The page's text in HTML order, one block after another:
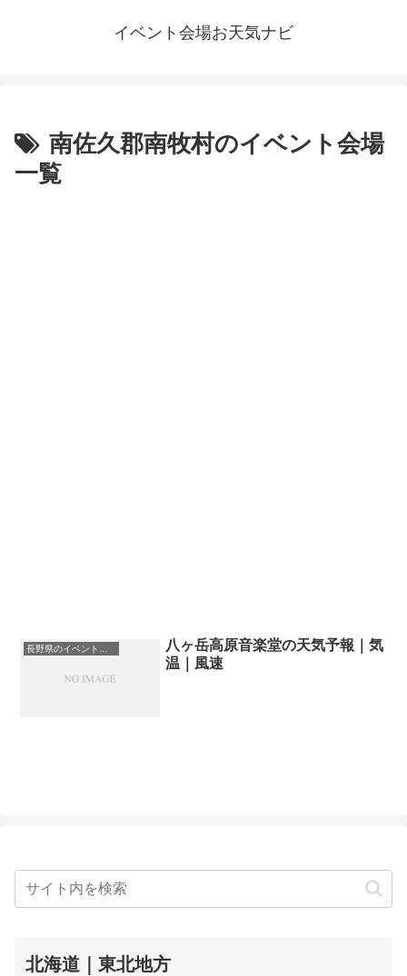
イベント会場お天気ナビ
南佐久郡南牧村のイベント会場
一覧
八ヶ岳高原音楽堂の天気予報｜気
温｜風速
北海道｜東北地方